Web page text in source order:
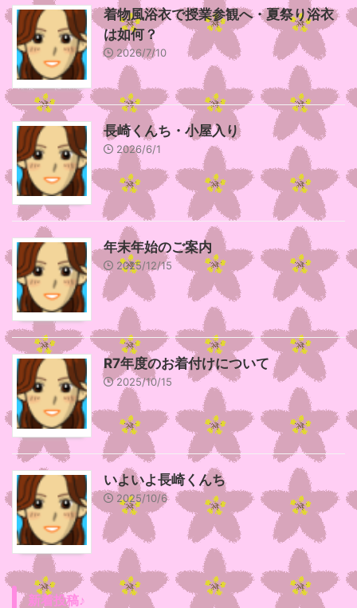
着物風浴衣で授業参観へ・夏祭り浴衣
は如何？
2026/7/10
長崎くんち・小屋入り
2026/6/1
年末年始のご案内
2025/12/15
R7年度のお着付けについて
2025/10/15
いよいよ長崎くんち
2025/10/6
新着投稿♪